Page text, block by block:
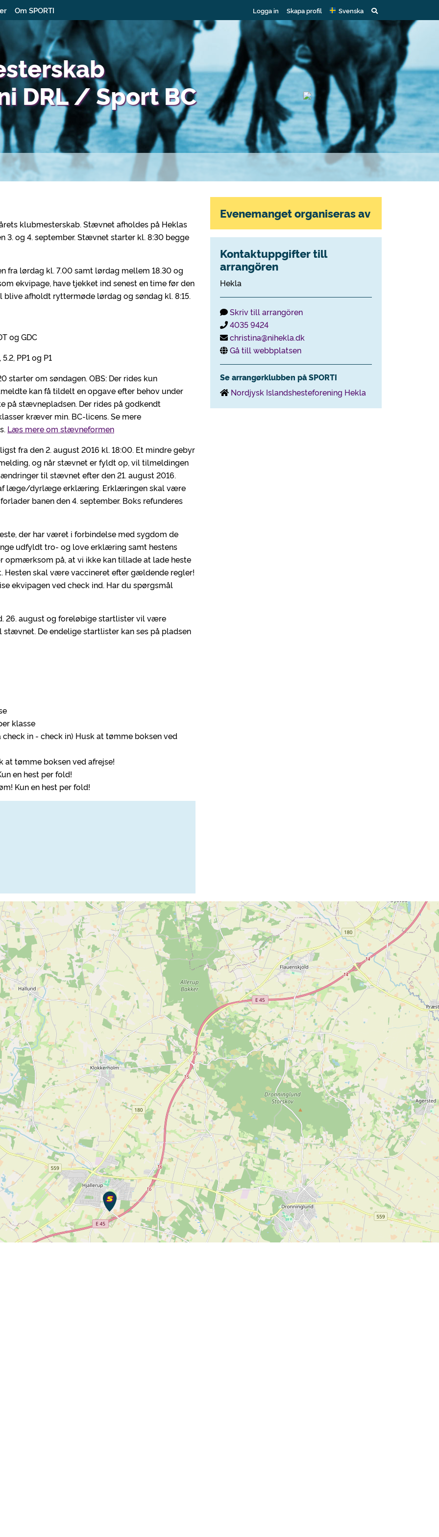
Om SPORTI Logga in Skapa profil Svenska
DRL / Sport BC
klubmesterskab. Stævnet afholdes på Heklas
3. og 4. september. Stævnet starter kl. 8:30 begge
fra lørdag kl. 7.00 samt lørdag mellem 18.30 og
ekvipage, have tjekket ind senest en time før den
blive afholdt ryttermøde lørdag og søndag kl. 8:15.
og GDC
PP1 og P1
starter om søndagen. OBS: Der rides kun
kan få tildelt en opgave efter behov under
på stævnepladsen. Der rides på godkendt
kræver min. BC-licens. Se mere
Læs mere om stævneformen
fra den 2. august 2016 kl. 18:00. Et mindre gebyr
og når stævnet er fyldt op, vil tilmeldingen
til stævnet efter den 21. august 2016.
læge/dyrlæge erklæring. Erklæringen skal være
banen den 4. september. Boks refunderes
der har været i forbindelse med sygdom de
udfyldt tro- og love erklæring samt hestens
på, at vi ikke kan tillade at lade heste
skal være vaccineret efter gældende regler!
ekvipagen ved check ind. Har du spørgsmål
26. august og foreløbige startlister vil være
De endelige startlister kan ses på pladsen
klasse
in - check in) Husk at tømme boksen ved
at tømme boksen ved afrejse!
en hest per fold!
Kun en hest per fold!
Evenemanget organiseras av
Kontaktuppgifter till
arrangören
Hekla
Skriv till arrangören
4035 9424
christina@nihekla.dk
Gå till webbplatsen
Se arrangørklubben på SPORTI
Nordjysk Islandshesteforening Hekla